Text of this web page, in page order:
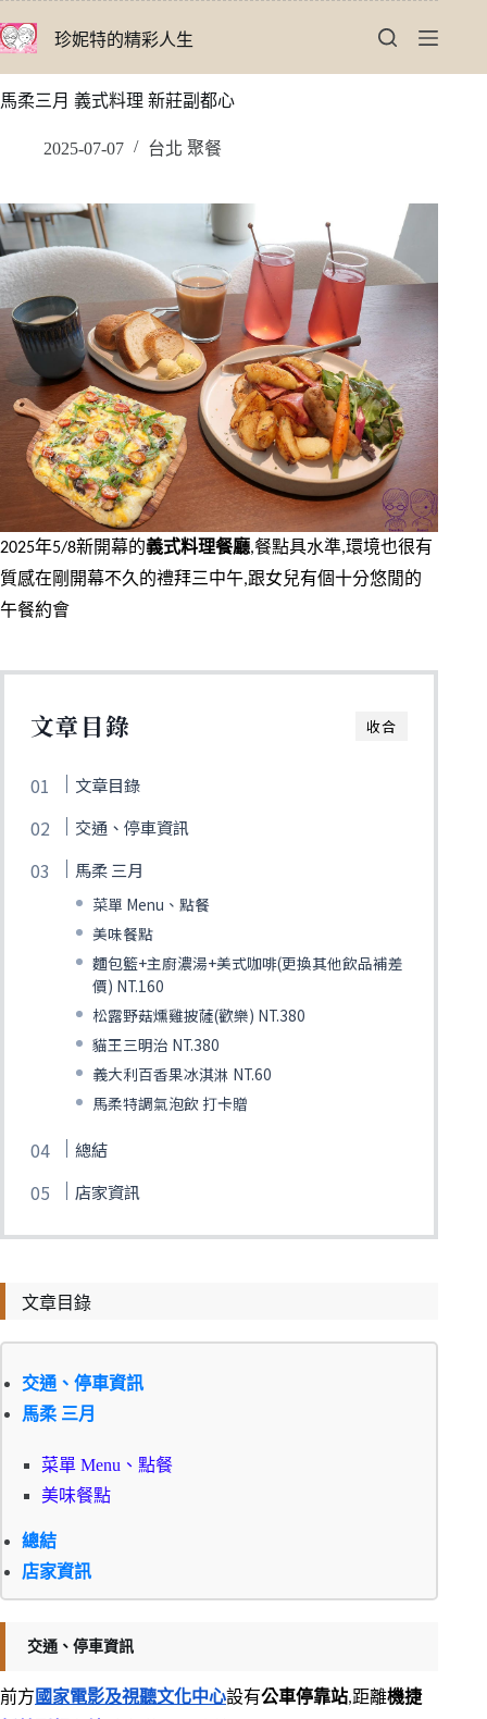
至
要
珍妮特的精彩人生
馬柔三月 義式料理 新莊副都心
2025-07-07 台北 聚餐
2025年5/8新開幕的義式料理餐廳,餐點具水準,環境也很有
質感在剛開幕不久的禮拜三中午,跟女兒有個十分悠閒的
午餐約會
收合
文章目錄
文章目錄
交通、停車資訊
馬柔 三月
菜單 Menu、點餐
美味餐點
麵包籃+主廚濃湯+美式咖啡(更換其他飲品補差
價) NT.160
松露野菇燻雞披薩(歡樂) NT.380
貓王三明治 NT.380
義大利百香果冰淇淋 NT.60
馬柔特調氣泡飲 打卡贈
總結
店家資訊
文章目錄
交通、停車資訊
馬柔 三月
菜單 Menu、點餐
美味餐點
總結
店家資訊
交通、停車資訊
前方 國家電影及視聽文化中心設有公車停靠站,距離機捷